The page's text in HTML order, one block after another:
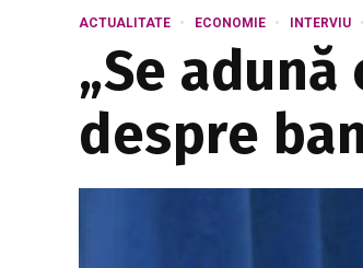
ACTUALITATE ECONOMIE INTERVIU
„Se
despre